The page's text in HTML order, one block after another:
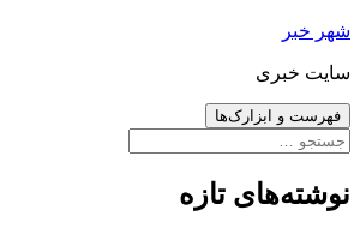
رفتن
نوشته‌ها
شهر خبر
سایت خبری
فهرست و ابزارک‌ها
جستجو
نوشته‌های تازه